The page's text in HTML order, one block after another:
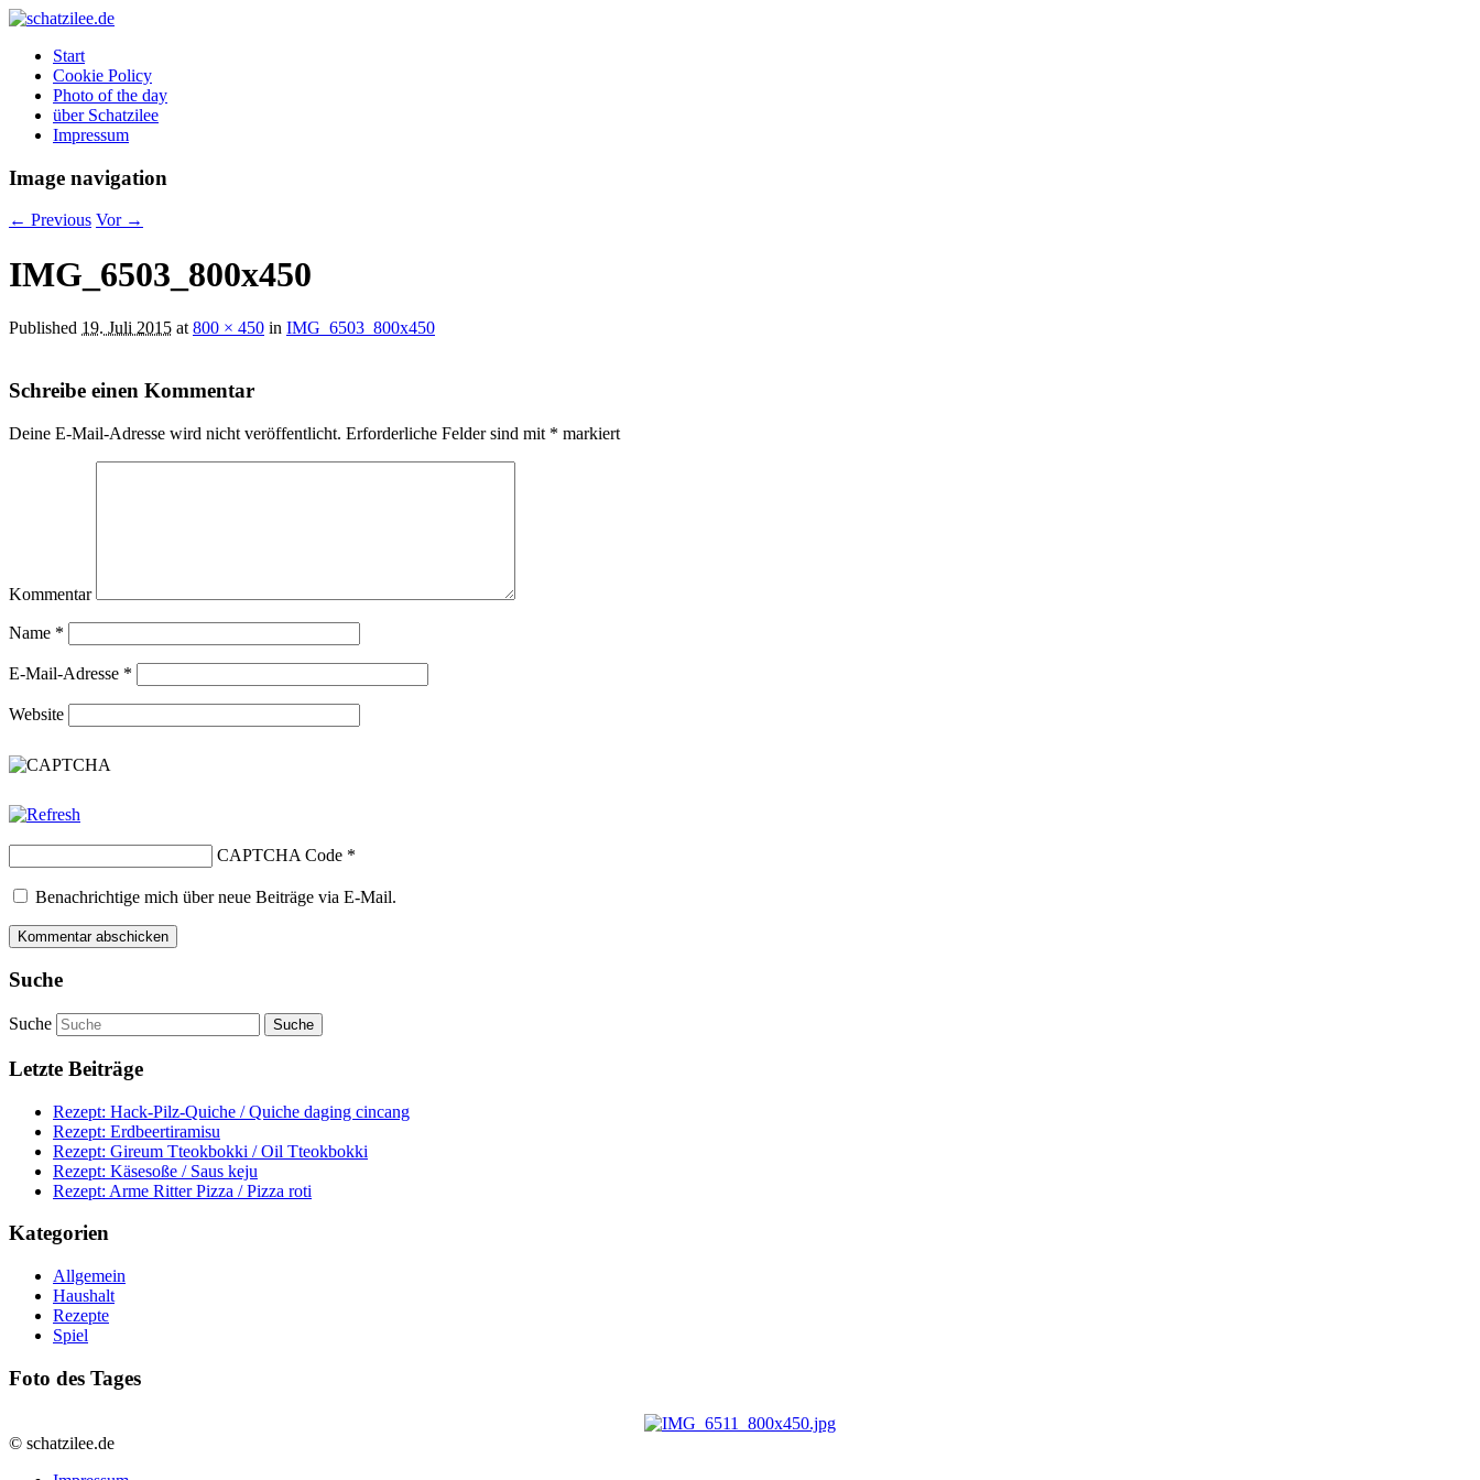
Start
Cookie Policy
Photo of the day
über Schatzilee
Impressum
Image navigation
← Previous Vor →
IMG_6503_800x450
Published 19. Juli 2015 at 800 × 450 in IMG_6503_800x450
Schreibe einen Kommentar
Deine E-Mail-Adresse wird nicht veröffentlicht. Erforderliche Felder sind mit * markiert
Kommentar
Name *
E-Mail-Adresse *
Website
CAPTCHA Code *
Benachrichtige mich über neue Beiträge via E-Mail.
Suche
Suche
Letzte Beiträge
Rezept: Hack-Pilz-Quiche / Quiche daging cincang
Rezept: Erdbeertiramisu
Rezept: Gireum Tteokbokki / Oil Tteokbokki
Rezept: Käsesoße / Saus keju
Rezept: Arme Ritter Pizza / Pizza roti
Kategorien
Allgemein
Haushalt
Rezepte
Spiel
Foto des Tages
© schatzilee.de